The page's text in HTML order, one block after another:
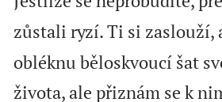
zůstali ryzí. Ti si zaslouží,
obléknu běloskvoucí šat
života, ale přiznám se k